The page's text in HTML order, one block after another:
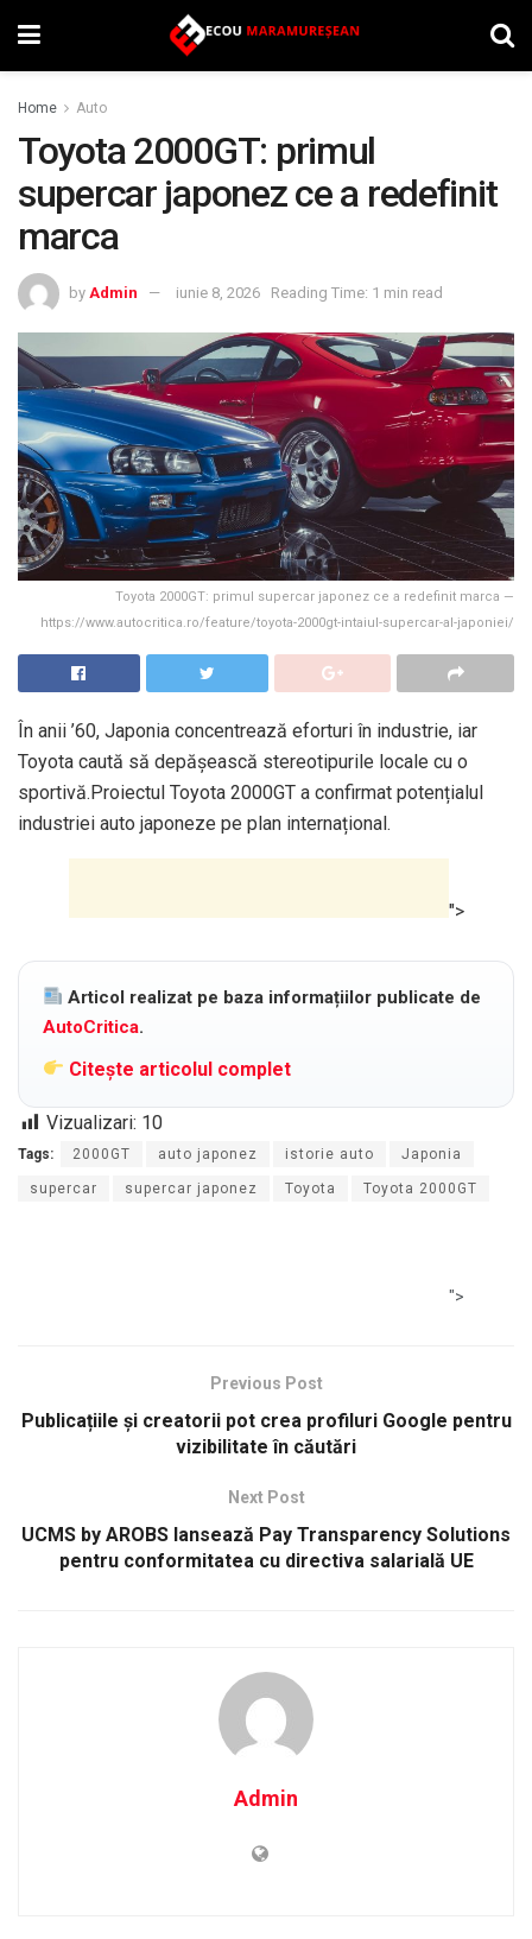
Home Auto
Toyota 2000GT: primul
supercar japonez ce a redefinit
marca
by Admin iunie 8, 2026 Reading Time: 1 min read
Toyota 2000GT: primul supercar japonez ce a redefinit marca —
https://www.autocritica.ro/feature/toyota-2000gt-intaiul-supercar-al-japoniei/
În anii ’60, Japonia concentrează eforturi în industrie, iar
Toyota caută să depășească stereotipurile locale cu o
sportivă.Proiectul Toyota 2000GT a confirmat potențialul
industriei auto japoneze pe plan internațional.
">
Articol realizat pe baza informațiilor publicate de
AutoCritica.
Citește articolul complet
Vizualizari: 10
Tags: 2000GT auto japonez istorie auto Japonia
supercar supercar japonez Toyota Toyota 2000GT
">
Previous Post
Publicațiile și creatorii pot crea profiluri Google pentru
vizibilitate în căutări
Next Post
UCMS by AROBS lansează Pay Transparency Solutions
pentru conformitatea cu directiva salarială UE
Admin